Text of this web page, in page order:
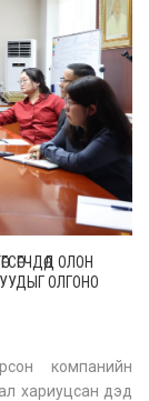
ОЛОН
ОЛГОНО
компанийн
хариуцсан дэд